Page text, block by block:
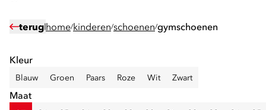
terug home/kinderen/schoenen/gymschoenen
Kleur
Blauw Groen Paars Roze Wit Zwart
Maat